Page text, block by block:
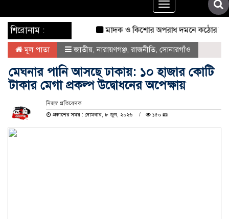
Toggle
navigation
শিরোনাম : মাদক ও কিশোর অপরাধ দমনে কঠোর অবস্থান:
মূল পাতা জাতীয়,নারায়ণগঞ্জ, রাজনীতি, সোনারগাঁও
মেঘনার পানি আসছে ঢাকায়: ১০ হাজার কোটি
টাকার মেগা প্রকল্প উদ্বোধনের অপেক্ষায়
নিজস্ব প্রতিবেদক
প্রকাশের সময় : সোমবার, ৮ জুন, ২০২৬
১৫০ 🪪